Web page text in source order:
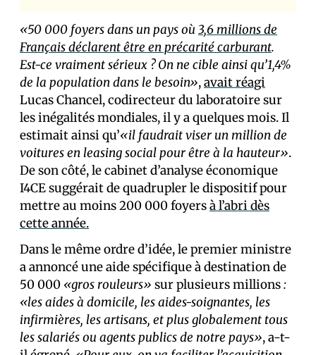
«50 000 foyers dans un pays où 3,6 millions de
Français déclarent être en précarité carburant.
Est-ce vraiment sérieux ? On ne cible ainsi qu’1,4%
de la population dans le besoin»,avait réagi
Lucas Chancel, codirecteur du laboratoire sur
les inégalités mondiales, il y a quelques mois. Il
estimait ainsi qu’«il faudrait viser un million de
voitures en leasing social pour être à la hauteur».
De son côté, le cabinet d’analyse économique
I4CE suggérait de quadrupler le dispositif pour
mettre au moins 200 000 foyersà l’abri dès
cette année.
Dans le même ordre d’idée, le premier ministre
a annoncé une aide spécifique à destination de
50 000 «gros rouleurs» sur plusieurs millions:
«les aides à domicile, les aides-soignantes, les
infirmières, les artisans, et plus globalement tous
les salariés ou agents publics de notre pays», a-t-